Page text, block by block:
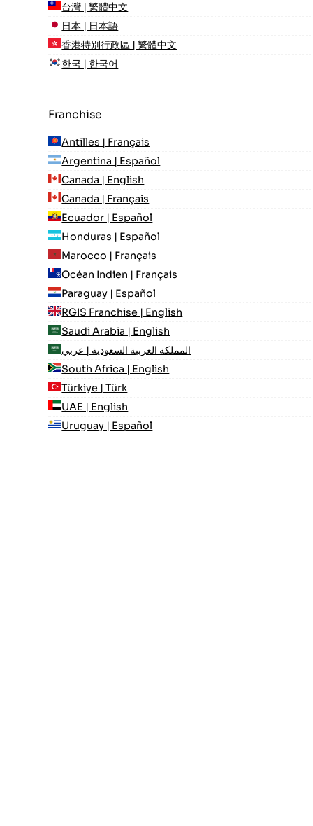
台灣 | 繁體中文
日本 | 日本語
香港特別行政區 | 繁體中文
한국 | 한국어
Franchise
Antilles | Français
Argentina | Español
Canada | English
Canada | Français
Ecuador | Español
Honduras | Español
Marocco | Français
Océan Indien | Français
Paraguay | Español
RGIS Franchise | English
Saudi Arabia | English
المملكة العربية السعودية | عربي
South Africa | English
Türkiye | Türk
UAE | English
Uruguay | Español